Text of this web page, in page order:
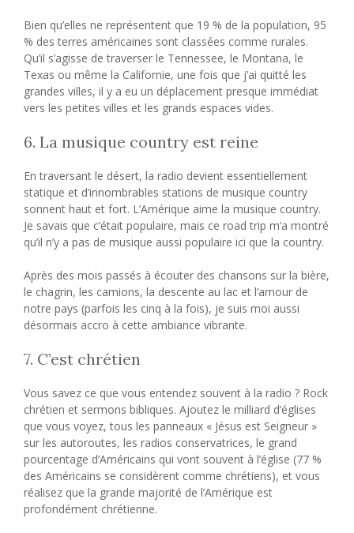
Bien qu’elles ne représentent que 19 % de la population, 95
% des terres américaines sont classées comme rurales.
Qu’il s’agisse de traverser le Tennessee, le Montana, le
Texas ou même la Californie, une fois que j’ai quitté les
grandes villes, il y a eu un déplacement presque immédiat
vers les petites villes et les grands espaces vides.
6. La musique country est reine
En traversant le désert, la radio devient essentiellement
statique et d’innombrables stations de musique country
sonnent haut et fort. L’Amérique aime la musique country.
Je savais que c’était populaire, mais ce road trip m’a montré
qu’il n’y a pas de musique aussi populaire ici que la country.
Après des mois passés à écouter des chansons sur la bière,
le chagrin, les camions, la descente au lac et l’amour de
notre pays (parfois les cinq à la fois), je suis moi aussi
désormais accro à cette ambiance vibrante.
7. C’est chrétien
Vous savez ce que vous entendez souvent à la radio ? Rock
chrétien et sermons bibliques. Ajoutez le milliard d’églises
que vous voyez, tous les panneaux « Jésus est Seigneur »
sur les autoroutes, les radios conservatrices, le grand
pourcentage d’Américains qui vont souvent à l’église (77 %
des Américains se considèrent comme chrétiens), et vous
réalisez que la grande majorité de l’Amérique est
profondément chrétienne.